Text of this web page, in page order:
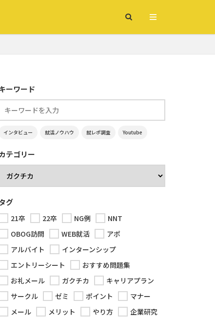
ーワード
インタビュー 就活ノウハウ 就レポ調査 Youtube
テゴリー
グ
21卒 22卒 NG例
NNT
OBOG訪問
WEB就活
アポ
アルバイト
インターンシップ
エントリーシート
おすすめ問題集
お礼メール
ガクチカ
キャリアプラン
サークル
ゼミ ポイント
マナー
メール
メリット やり方
企業研究